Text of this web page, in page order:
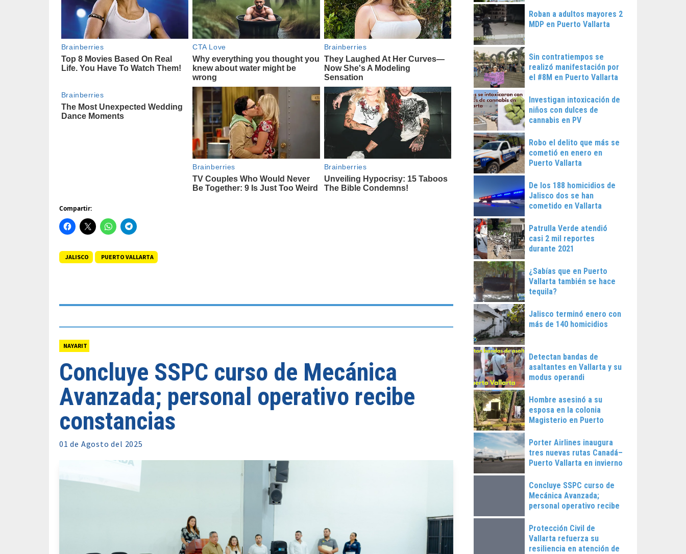
Compartir:
JALISCO PUERTO VALLARTA
NAYARIT
Concluye SSPC curso de Mecánica
Avanzada; personal operativo recibe
constancias
01 de Agosto del 2025
Roban a adultos mayores 2
MDP en Puerto Vallarta
Sin contratiempos se
realizó manifestación por
el #8M en Puerto Vallarta
Investigan intoxicación de
niños con dulces de
cannabis en PV
Robo el delito que más se
cometió en enero en
Puerto Vallarta
De los 188 homicidios de
Jalisco dos se han
cometido en Vallarta
Patrulla Verde atendió
casi 2 mil reportes
durante 2021
¿Sabías que en Puerto
Vallarta también se hace
tequila?
Jalisco terminó enero con
más de 140 homicidios
Detectan bandas de
asaltantes en Vallarta y su
modus operandi
Hombre asesinó a su
esposa en la colonia
Magisterio en Puerto
Porter Airlines inaugura
tres nuevas rutas Canadá–
Puerto Vallarta en invierno
Concluye SSPC curso de
Mecánica Avanzada;
personal operativo recibe
Protección Civil de
Vallarta refuerza su
resiliencia en atención de